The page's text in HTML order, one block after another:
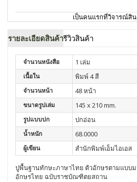
เป็นคนแรกที่วิจารณ์สิ
รายละเอียดสินค้ารีวิวสินค้า
จำนวนหนังสือ 1 เล่ม
เนื้อใน พิมพ์ 4 สี
จำนวนหน้า 48 หน้า
ขนาดรูปเล่ม 145 x 210 mm.
รูปแบบปก ปกอ่อน
น้ำหนัก 68.0000
ผู้เขียน สำนักพิมพ์เอ็มไอเอส
ปูพื้นฐานทักษะภาษาไทย ตัวอักษรตามแบบม
อักษรไทย ฉบับราชบัณฑิตยสถาน